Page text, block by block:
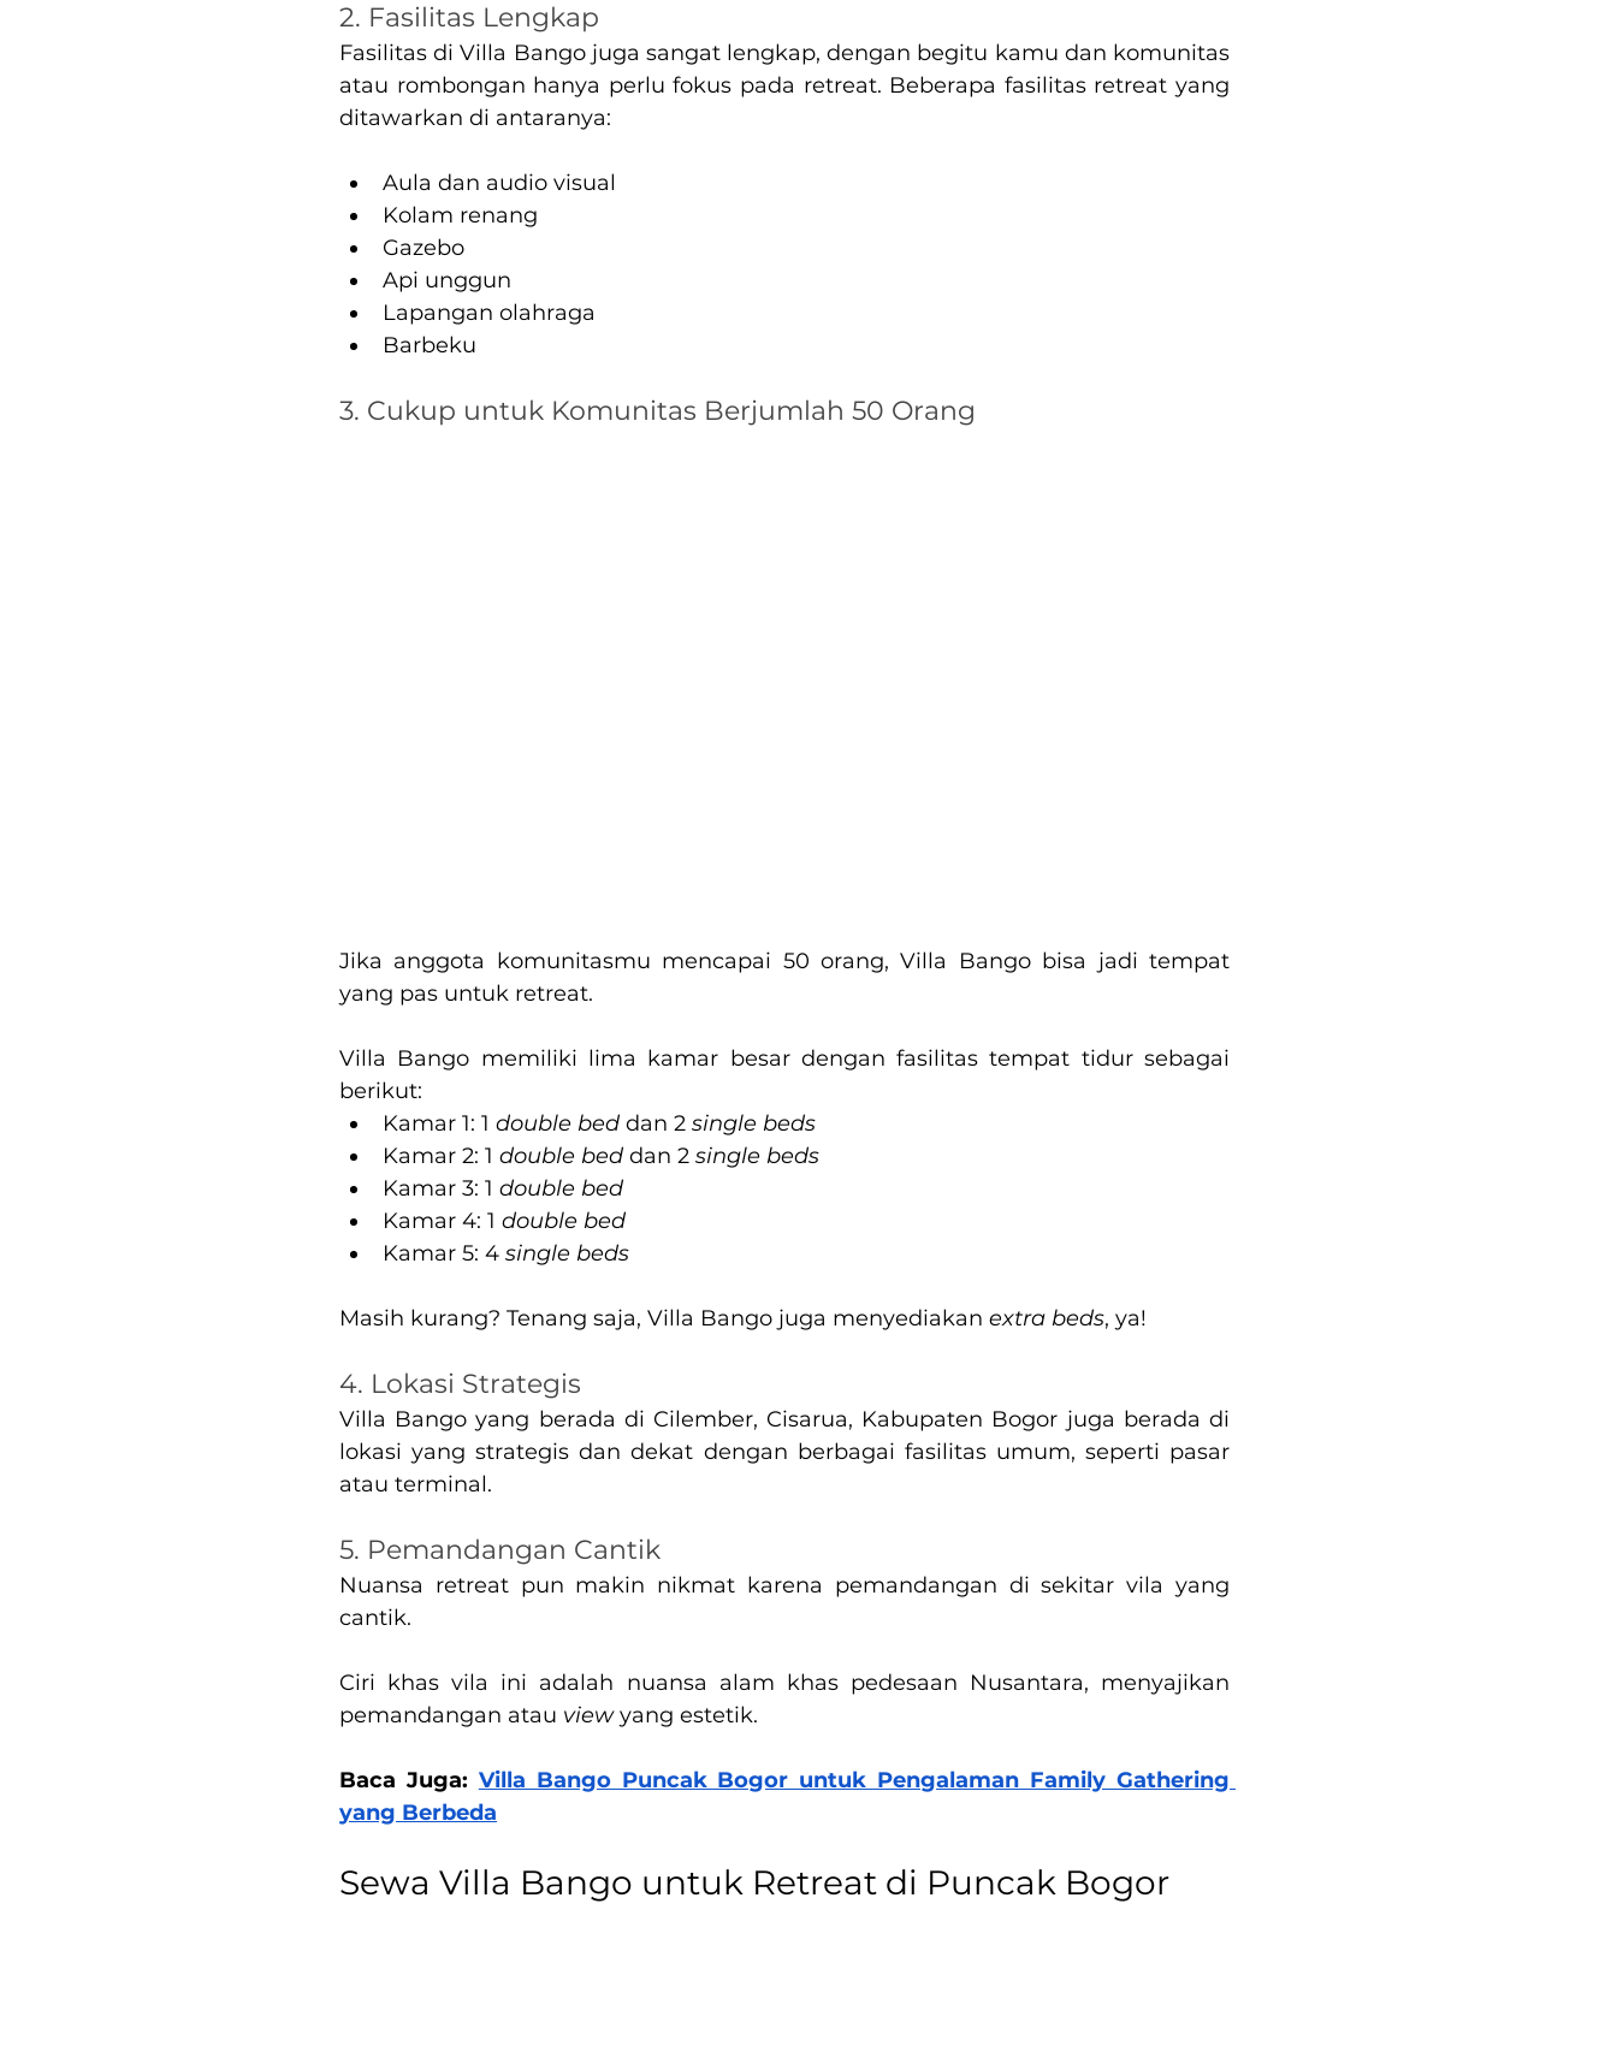
2. Fasilitas Lengkap
Fasilitas di Villa Bango juga sangat lengkap, dengan begitu kamu dan komunitas
atau rombongan hanya perlu fokus pada retreat. Beberapa fasilitas retreat yang
ditawarkan di antaranya:
Aula dan audio visual
Kolam renang
Gazebo
Api unggun
Lapangan olahraga
Barbeku
3. Cukup untuk Komunitas Berjumlah 50 Orang
Jika anggota komunitasmu mencapai 50 orang, Villa Bango bisa jadi tempat
yang pas untuk retreat.
Villa Bango memiliki lima kamar besar dengan fasilitas tempat tidur sebagai
berikut:
Kamar 1: 1 double bed dan 2 single beds
Kamar 2: 1 double bed dan 2 single beds
Kamar 3: 1 double bed
Kamar 4: 1 double bed
Kamar 5: 4 single beds
Masih kurang? Tenang saja, Villa Bango juga menyediakan extra beds, ya!
4. Lokasi Strategis
Villa Bango yang berada di Cilember, Cisarua, Kabupaten Bogor juga berada di
lokasi yang strategis dan dekat dengan berbagai fasilitas umum, seperti pasar
atau terminal.
5. Pemandangan Cantik
Nuansa retreat pun makin nikmat karena pemandangan di sekitar vila yang
cantik.
Ciri khas vila ini adalah nuansa alam khas pedesaan Nusantara, menyajikan
pemandangan atau view yang estetik.
Baca Juga: Villa Bango Puncak Bogor untuk Pengalaman Family Gathering
yang Berbeda
Sewa Villa Bango untuk Retreat di Puncak Bogor